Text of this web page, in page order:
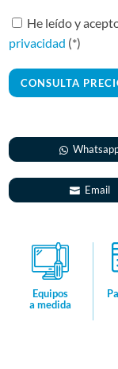
He leído y
privacidad (*)
t
n
a
i
v
e
:
Email
Equipos
a medida